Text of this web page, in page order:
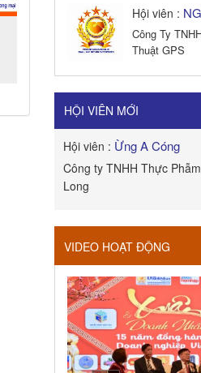
RCEP: Thị trường quy mô
và hướng đi cho doanh
Hội viên :
Công Ty
Thuật GPS
PHONG
Công Ty
Hạnh Phúc
HỘI VIÊN MỚI
Hội viên : Ừng A Cóng
Công ty TNHH Thực
Long
VIDEO HOẠT ĐỘNG